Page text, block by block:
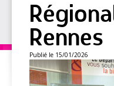
Rennes
Publié le 15/01/2026